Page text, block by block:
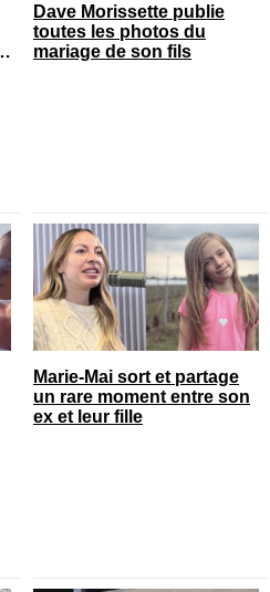
Dave Morissette publie
toutes les photos du
mariage de son fils
Marie-Mai sort et partage
un rare moment entre son
ex et leur fille